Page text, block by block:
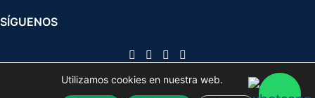
SÍGUENOS
Herramientas manuales y eléctricas para profesionales y
Utilizamos cookies en nuestra web.